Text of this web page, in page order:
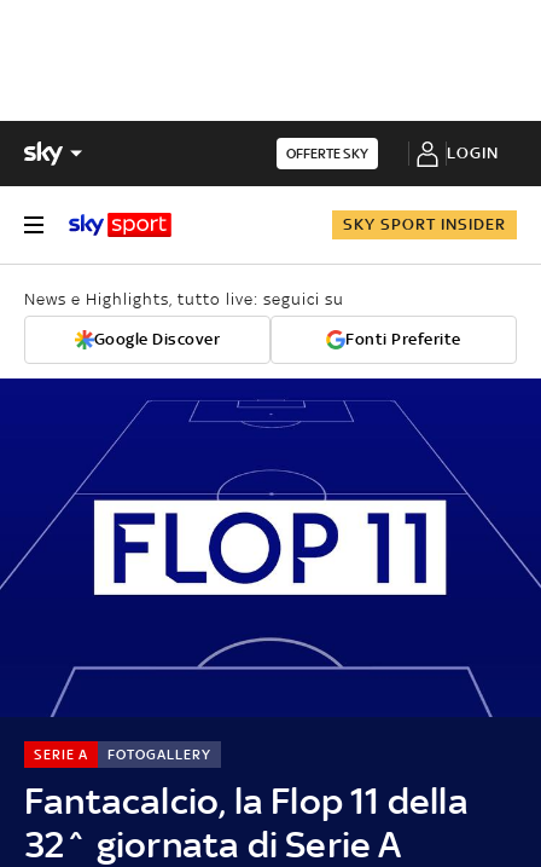
OFFERTE SKY LOGIN
SKY SPORT INSIDER
News e Highlights, tutto live: seguici su
Google Discover Fonti Preferite
Fantacalcio, la Flop 11 della
32^ giornata di Serie A
SERIE A FOTOGALLERY